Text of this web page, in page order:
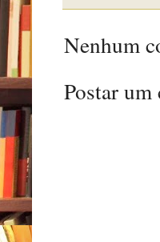
Nenhum
Postar